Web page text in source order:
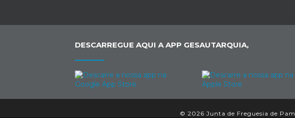
DESCARREGUE AQUI A APP GESAUTARQUIA,
© 2026 Junta de Freguesia de